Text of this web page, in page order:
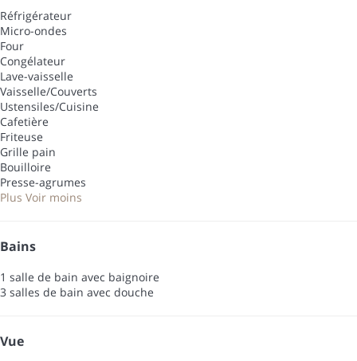
Réfrigérateur
Micro-ondes
Four
Congélateur
Lave-vaisselle
Vaisselle/Couverts
Ustensiles/Cuisine
Cafetière
Friteuse
Grille pain
Bouilloire
Presse-agrumes
Plus Voir moins
Bains
1 salle de bain avec baignoire
3 salles de bain avec douche
Vue